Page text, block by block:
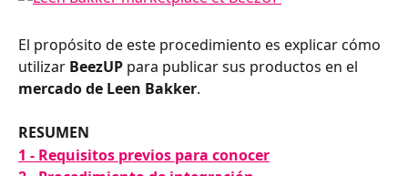
El propósito de este procedimiento es explicar cómo
utilizar BeezUP para publicar sus productos en el
mercado de Leen Bakker.
RESUMEN
1 - Requisitos previos para conocer